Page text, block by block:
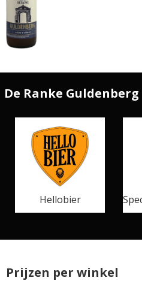
De Ranke
Hellobier
Prijzen per winkel